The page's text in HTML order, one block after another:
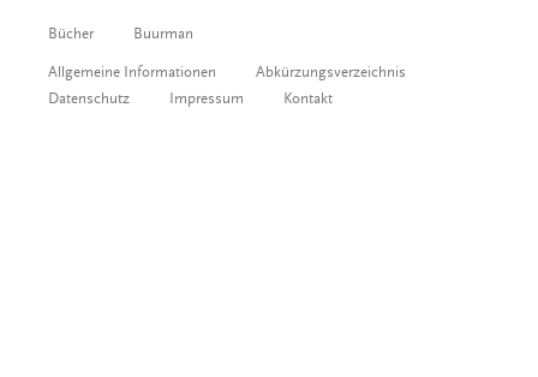
Bücher Buurman
Allgemeine Informationen
Abkürzungsverzeichnis
Datenschutz
Impressum Kontakt